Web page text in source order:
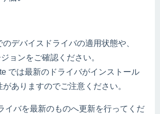
デバイスドライバの適用状態や、
ョンをご確認ください。
では最新のドライバがインストール
ありますのでご注意ください。
イバを最新のものへ更新を行ってくだ